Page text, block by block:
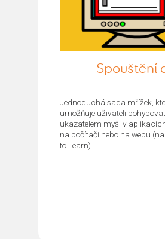
Spouštění
Jednoduchá sada mřížek,
umožňuje uživateli pohybovat
ukazatelem myši v
na počítači nebo na webu
to Learn).